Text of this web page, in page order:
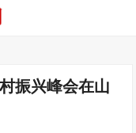
振兴峰会在山